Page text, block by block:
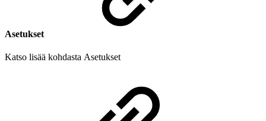
Asetukset
Katso lisää kohdasta Asetukset